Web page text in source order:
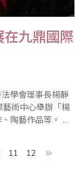
九鼎國際
學會理事長楊靜
術中心舉辦「楊
藝作品等。 楊
多才多藝，令人
11 12